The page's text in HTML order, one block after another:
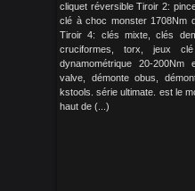
cliquet réversible Tiroir 2:
clé à choc monster 1708Nm
Tiroir 4: clés mixte, clés
cruciformes, torx, jeux
dynamométrique 20-200Nm
valve, démonte obus,
kstools. série ultimate. est le
haut de (...)